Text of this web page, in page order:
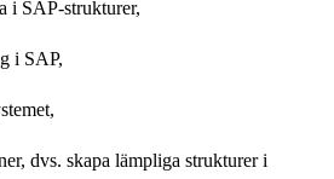
i SAP-strukturer,
i SAP,
dvs. skapa lämpliga strukturer i